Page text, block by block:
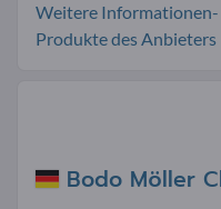
Weitere Informationen-
Produkte des Anbieters
Bodo Möller